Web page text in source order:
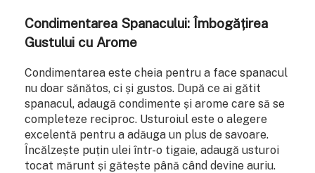
Condimentarea Spanacului: Îmbogățirea
Gustului cu Arome
Condimentarea este cheia pentru a face spanacul
nu doar sănătos, ci și gustos. După ce ai gătit
spanacul, adaugă condimente și arome care să se
completeze reciproc. Usturoiul este o alegere
excelentă pentru a adăuga un plus de savoare.
Încălzește puțin ulei într-o tigaie, adaugă usturoi
tocat mărunt și gătește până când devine auriu.